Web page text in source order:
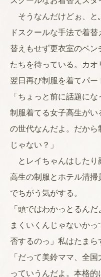
そうなんだけどぉ、と
ドスクールな手法で着
替えもせず更衣室のベ
たちを待っている。カオ
翌日再び制服を着てパー
「ちょっと前に話題に
制服着てる女子高生が
の世代なんだよ。だか
じゃない？」
とレイちゃんはしたり
高生の制服とホテル清
でちがう気がする。
「頭ではわかっとるん
まくいくんじゃないか
否するのっ」私はたまら
「だって美鈴ママ、全
っていうんだよ。本格